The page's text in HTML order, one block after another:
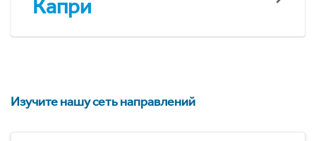
Капри
Изучите нашу сеть направлений